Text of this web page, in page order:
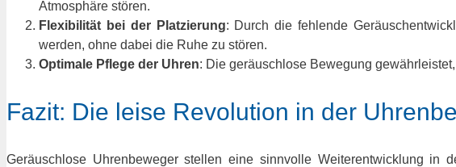
Atmosphäre stören.
Flexibilität bei der Platzierung: Durch die fehlende
werden, ohne dabei die Ruhe zu stören.
Optimale Pflege der Uhren: Die geräuschlose Bewegung
Fazit: Die leise Revolution in der
Geräuschlose Uhrenbeweger stellen eine sinnvolle Weiterentwicklung